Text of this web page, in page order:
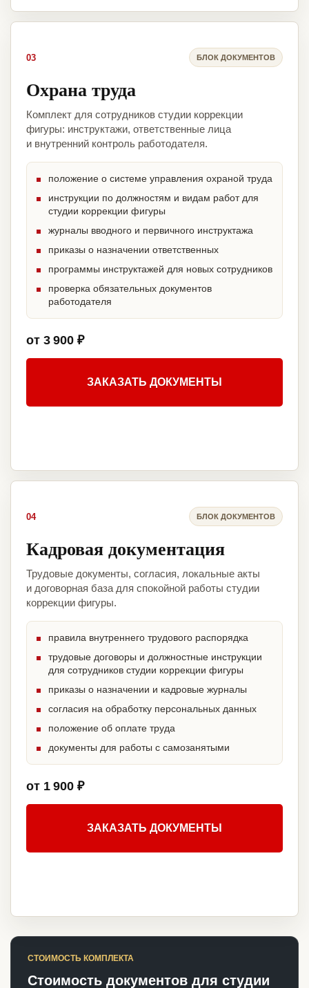
03 БЛОК ДОКУМЕНТОВ
Охрана труда
Комплект для сотрудников студии коррекции
фигуры: инструктажи, ответственные лица
и внутренний контроль работодателя.
положение о системе управления охраной труда
инструкции по должностям и видам работ для
студии коррекции фигуры
журналы вводного и первичного инструктажа
приказы о назначении ответственных
программы инструктажей для новых сотрудников
проверка обязательных документов
работодателя
от 3 900 ₽
ЗАКАЗАТЬ ДОКУМЕНТЫ
04 БЛОК ДОКУМЕНТОВ
Кадровая документация
Трудовые документы, согласия, локальные акты
и договорная база для спокойной работы студии
коррекции фигуры.
правила внутреннего трудового распорядка
трудовые договоры и должностные инструкции
для сотрудников студии коррекции фигуры
приказы о назначении и кадровые журналы
согласия на обработку персональных данных
положение об оплате труда
документы для работы с самозанятыми
от 1 900 ₽
ЗАКАЗАТЬ ДОКУМЕНТЫ
СТОИМОСТЬ КОМПЛЕКТА
Стоимость документов для студии